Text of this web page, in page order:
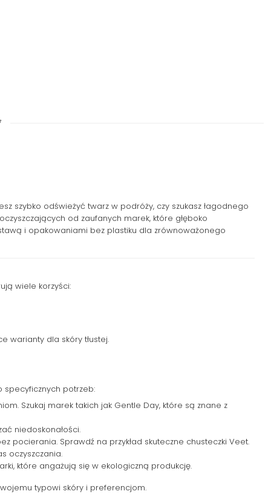
szybko odświeżyć twarz w podróży, czy szukasz łagodnego
od zaufanych marek, które głęboko
i opakowaniami bez plastiku dla zrównoważonego
wiele korzyści:
warianty dla skóry tłustej.
specyficznych potrzeb:
Szukaj marek takich jak Gentle Day, które są znane z
niedoskonałości.
pocierania. Sprawdź na przykład skuteczne chusteczki Veet.
oczyszczania.
które angażują się w ekologiczną produkcję.
typowi skóry i preferencjom.